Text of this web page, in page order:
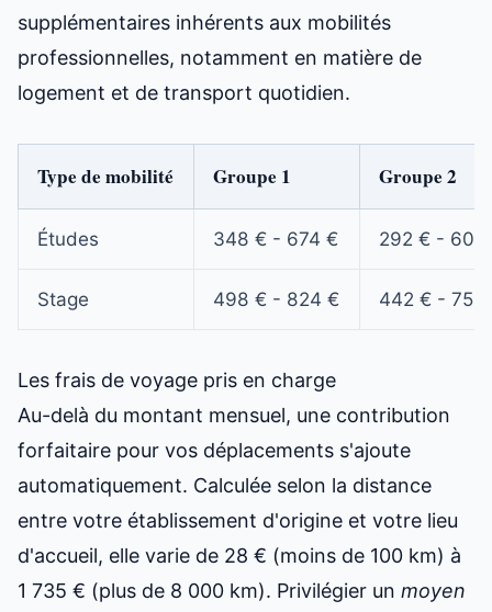
supplémentaires inhérents aux mobilités
professionnelles, notamment en matière de
logement et de transport quotidien.
Type de mobilité Groupe 1 Groupe 2
Études 348 € - 674 € 292 € - 606
Stage 498 € - 824 € 442 € - 756
Les frais de voyage pris en charge
Au-delà du montant mensuel, une contribution
forfaitaire pour vos déplacements s'ajoute
automatiquement. Calculée selon la distance
entre votre établissement d'origine et votre lieu
d'accueil, elle varie de 28 € (moins de 100 km) à
1 735 € (plus de 8 000 km). Privilégier un moyen